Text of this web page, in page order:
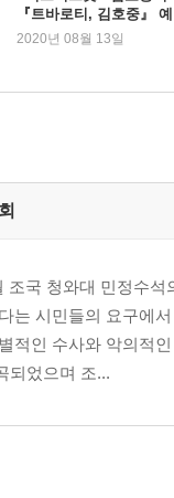
| 고일석
보도
창장 논란
관련 보도
『트바로티, 김호중』
판매와 동시에 1위
2020년 08월 13일
조국 청와대 민정수
는 시민들의 요구에
적인 수사와 악의적
되었으며 조...